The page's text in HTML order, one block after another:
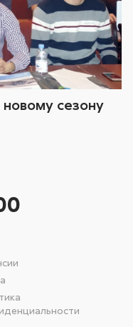
новому сезону